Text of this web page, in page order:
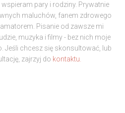
pary i rodziny. Prywatnie
maluchów, fanem zdrowego
Pisanie od zawsze mi
muzyka i filmy - bez nich moje
Jeśli chcesz się skonsultować, lub
zajrzyj do kontaktu.